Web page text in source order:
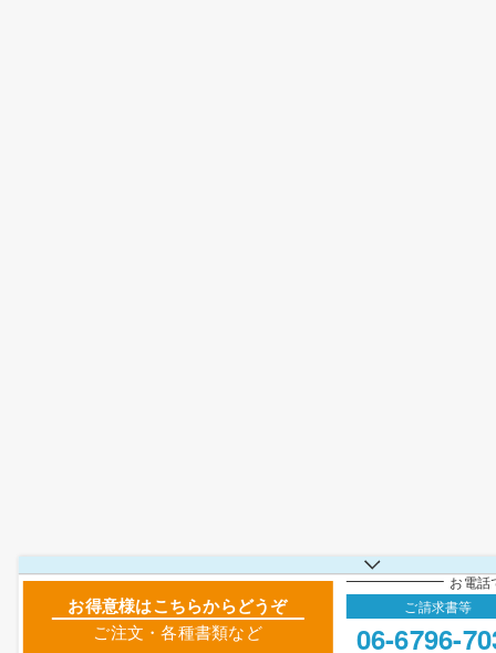
お得意様はこちらからどうぞ
ご注文・各種書類など
お電話
ご請求書等
06-6796-